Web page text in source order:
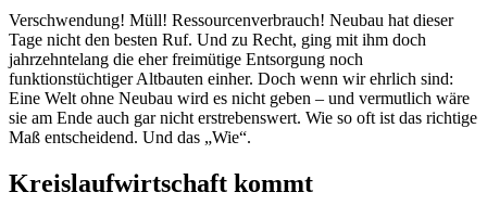
Verschwendung! Müll! Ressourcenverbrauch! Neubau hat dieser
Tage nicht den besten Ruf. Und zu Recht, ging mit ihm doch
jahrzehntelang die eher freimütige Entsorgung noch
funktionstüchtiger Altbauten einher. Doch wenn wir ehrlich sind:
Eine Welt ohne Neubau wird es nicht geben – und vermutlich wäre
sie am Ende auch gar nicht erstrebenswert. Wie so oft ist das richtige
Maß entscheidend. Und das „Wie“.
Kreislaufwirtschaft kommt